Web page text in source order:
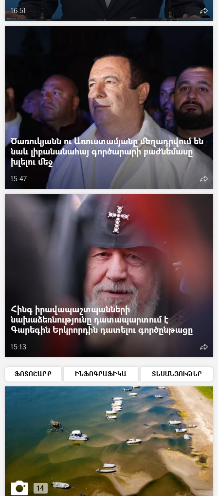
16:51
Ծառուկյանն ու Առուստամյանը մեղադրվում են
նաև լիբանանահայ գործարարի բաժնեմասը
խլելու մեջ
15:47
Հինգ իրավապաշտպանների
նախաձեռնությունը դատապարտում է
Գարեգին Երկրորդին դատելու գործընթացը
15:13
ՖՈՏՈՇԱՐՔ ԻՆՖՈԳՐԱՖԻԿԱ ՏԵՍԱՆՅՈՒԹԵՐ
14